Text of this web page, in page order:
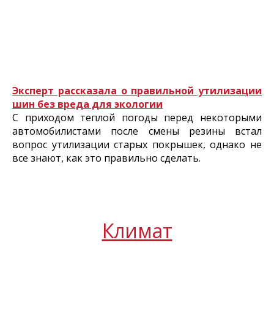
Эксперт рассказала о правильной утилизации
шин без вреда для экологии
С приходом теплой погоды перед некоторыми
автомобилистами после смены резины встал
вопрос утилизации старых покрышек, однако не
все знают, как это правильно сделать.
Климат